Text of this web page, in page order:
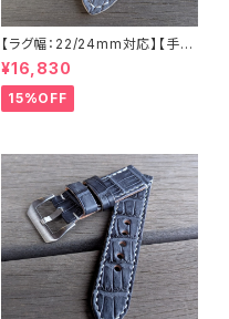
【ラグ幅：22/24mm対応】【手縫
い】【ストレート型】【子穴：円形】
【T2S-ALGYWHs】アリゲータ
ー 腹ワニ グレー 国産なめしの
本革 下地 オイル仕立てのヌメ
7
¥16,830
15%OFF